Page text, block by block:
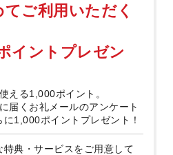
ご利用いただく
イントプレゼン
える1,000ポイント。
届くお礼メールのアンケート
1,000ポイントプレゼント！
典・サービスをご用意して